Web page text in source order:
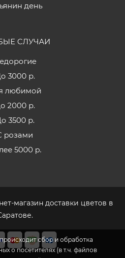
день
СЛУЧАИ
3000 р.
любимой
2000 р.
3500 р.
розами
5000 р.
магазин доставки цветов в